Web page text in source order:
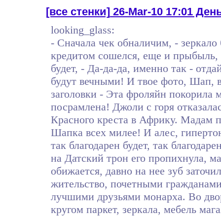
[все стенки]26-Mar-10 17:01
looking_glass:
- Сначала чек обналичим, - зеркало
кредитом сошелся, еще и прыбыль,
будет, - Да-да-да, именно так -
будут вечными! И твое фото, Шап,
заголовки - Эта фроляйн
посрамлена! Джоли с горя
Красного креста в Африку. Мадам
Шапка всех милее! И алес,
так благодарен будет, так
на Датский трон его пропихнула,
обижается, давно на нее зуб
жительство, почетными
лучшими друзьями монарха. Во
кругом паркет, зеркала, мебель